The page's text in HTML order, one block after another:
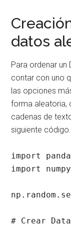
datos
Para ordenar un
contar con uno
las opciones
forma aleatoria,
cadenas de
siguiente código.
import
import
# Crear